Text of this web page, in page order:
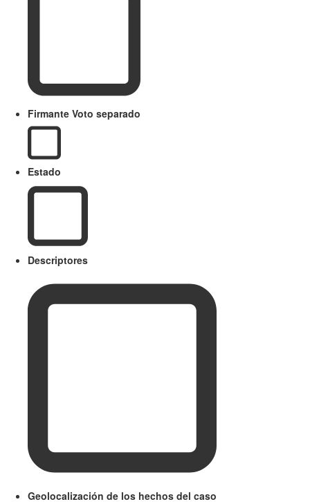
Firmante Voto separado
Estado
Descriptores
Geolocalización de los hechos del caso